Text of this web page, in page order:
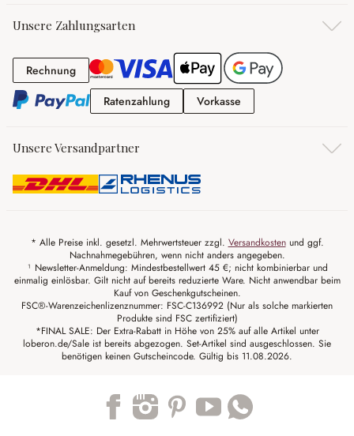
Unsere Zahlungsarten
RechnungRechnung
RatenzahlungRatenzahlung
Vorkasse
Unsere Versandpartner
* Alle Preise inkl. gesetzl. Mehrwertsteuer zzgl. Versandkostenund ggf.
Nachnahmegebühren, wenn nicht anders angegeben.
¹ Newsletter-Anmeldung: Mindestbestellwert 45 €; nicht kombinierbar und
einmalig einlösbar. Gilt nicht auf bereits reduzierte Ware. Nicht anwendbar beim
Kauf von Geschenkgutscheinen.
FSC®-Warenzeichenlizenznummer: FSC-C136992 (Nur als solche markierten
Produkte sind FSC zertifiziert)
*FINAL SALE: Der Extra-Rabatt in Höhe von 25% auf alle Artikel unter
loberon.de/Sale ist bereits abgezogen. Set-Artikel sind ausgeschlossen. Sie
benötigen keinen Gutscheincode. Gültig bis 11.08.2026.